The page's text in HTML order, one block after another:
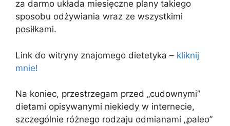
za darmo układa miesięczne plany takiego
sposobu odżywiania wraz ze wszystkimi
posiłkami.
Link do witryny znajomego dietetyka – kliknij
mnie!
Na koniec, przestrzegam przed „cudownymi”
dietami opisywanymi niekiedy w internecie,
szczególnie różnego rodzaju odmianami „paleo”